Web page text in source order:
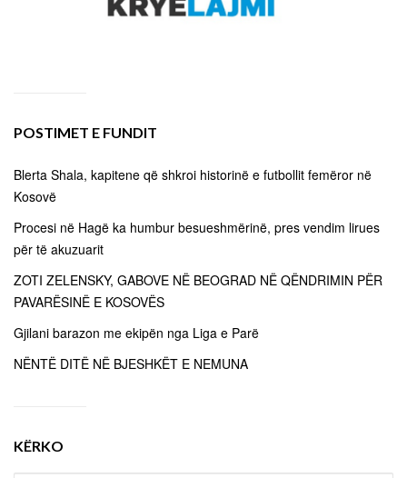
POSTIMET E FUNDIT
Blerta Shala, kapitene që shkroi historinë e futbollit femëror në
Kosovë
Procesi në Hagë ka humbur besueshmërinë, pres vendim lirues
për të akuzuarit
ZOTI ZELENSKY, GABOVE NË BEOGRAD NË QËNDRIMIN PËR
PAVARËSINË E KOSOVËS
Gjilani barazon me ekipën nga Liga e Parë
NËNTË DITË NË BJESHKËT E NEMUNA
KËRKO